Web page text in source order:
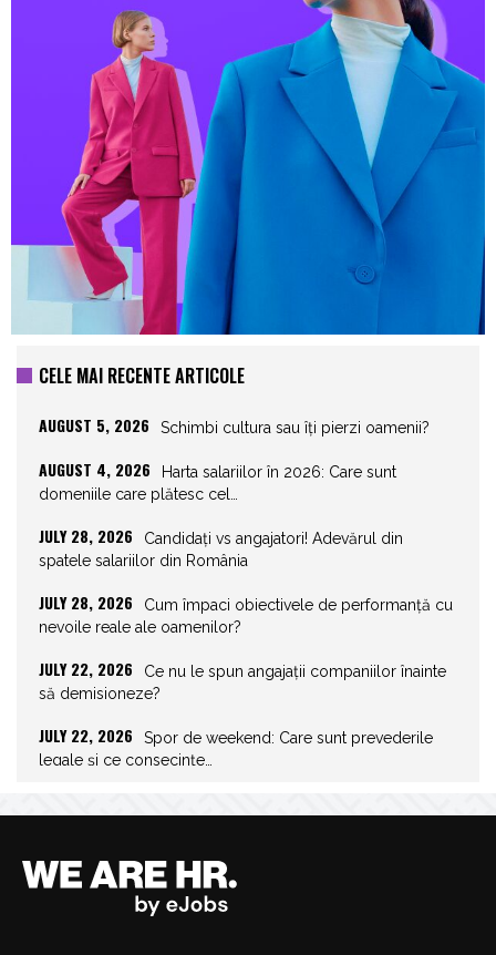
CELE MAI RECENTE ARTICOLE
AUGUST 5, 2026 Schimbi cultura sau îți pierzi oamenii?
AUGUST 4, 2026
Harta salariilor în 2026: Care sunt
domeniile care plătesc cel…
JULY 28, 2026
Candidați vs angajatori! Adevărul din
spatele salariilor din România
JULY 28, 2026
Cum împaci obiectivele de performanță cu
nevoile reale ale oamenilor?
JULY 22, 2026
Ce nu le spun angajații companiilor înainte
să demisioneze?
JULY 22, 2026
Spor de weekend: Care sunt prevederile
legale și ce consecințe…
JULY 20, 2026
Joburile scad, aplicările explodează!
Record istoric pe piața muncii